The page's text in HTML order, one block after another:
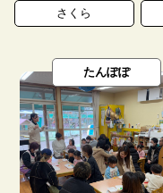
理念・目標
食事・食育
年間行事
さくら
たんぽぽ